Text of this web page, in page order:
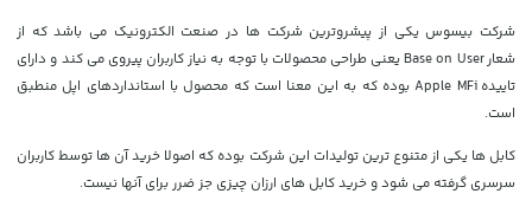
شرکت بیسوس یکی از پیشروترین شرکت ها در صنعت الکترونیک می باشد که از
شعار
Base on User یعنی طراحی محصولات با توجه به نیاز کاربران پیروی می کند و دارای
تاییده Apple MFi بوده که به این معنا است که محصول با استانداردهای اپل منطبق
است.
کابل ها یکی از متنوع ترین تولیدات این شرکت بوده که اصولا خرید آن ها توسط کاربران
سرسری گرفته می شود و خرید کابل های ارزان چیزی جز ضرر برای آنها نیست.